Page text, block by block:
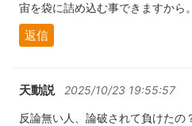
宙を袋に詰め込む事できますから。
返信
天動説 2025/10/23 19:55:57
反論無い人、論破されて負けたの